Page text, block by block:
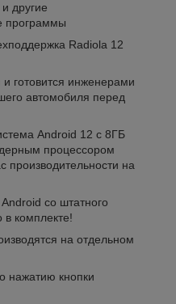
другие
программы
Radiola 12
готовится инженерами
автомобиля перед
Android 12 c 8ГБ
процессором
производительности на
со штатного
в комплекте!
на отдельном
нажатию кнопки